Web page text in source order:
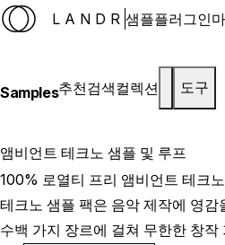
LANDR 샘플플러그인
Samples추천검색컬렉션 도구
앰비언트 테크노 샘플 및 루프
100% 로열티 프리 앰비언트 테크
테크노 샘플 팩은 음악 제작에 영
수백 가지 장르에 걸쳐 무한한 창작